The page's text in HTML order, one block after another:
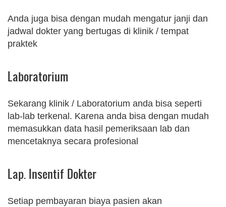
Anda juga bisa dengan mudah mengatur janji dan
jadwal dokter yang bertugas di klinik / tempat
praktek
Laboratorium
Sekarang klinik / Laboratorium anda bisa seperti
lab-lab terkenal. Karena anda bisa dengan mudah
memasukkan data hasil pemeriksaan lab dan
mencetaknya secara profesional
Lap. Insentif Dokter
Setiap pembayaran biaya pasien akan